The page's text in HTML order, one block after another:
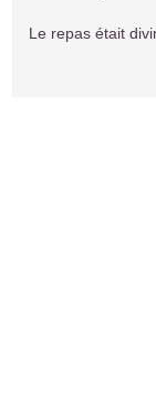
Le repas était